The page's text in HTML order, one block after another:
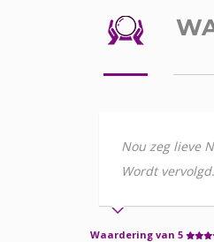
Nou zeg lieve
Wordt
Waardering van 5